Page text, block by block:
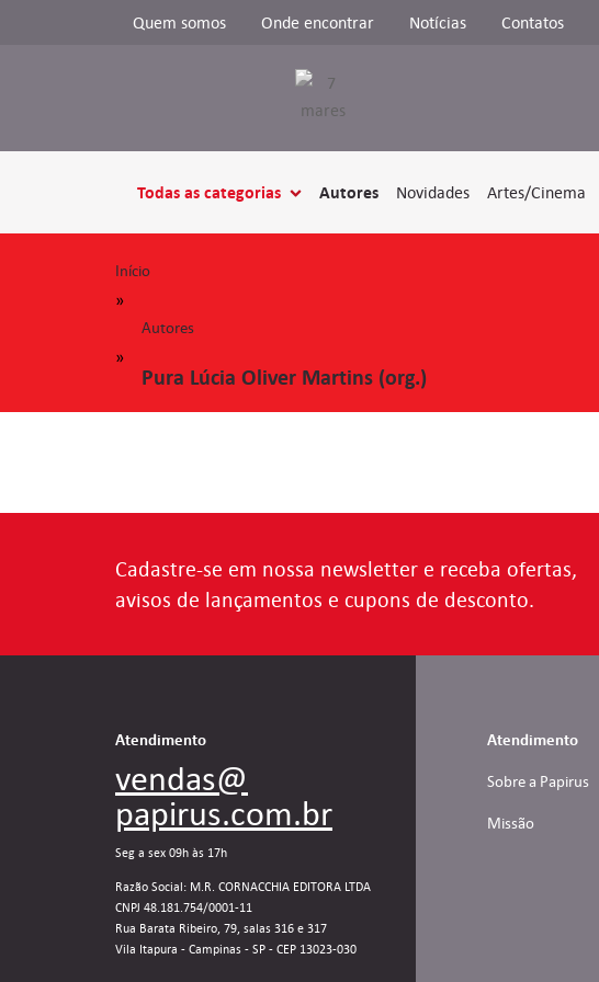
Quem somos Onde encontrar Notícias Contatos
Todas as categorias Autores Novidades Artes/Cinema
Início
»
Autores
»
Pura Lúcia Oliver Martins (org.)
Cadastre-se em nossa newsletter e receba ofertas,
avisos de lançamentos e cupons de desconto.
Atendimento
vendas@
papirus.com.br
Seg a sex 09h às 17h
Razão Social: M.R. CORNACCHIA EDITORA LTDA
CNPJ 48.181.754/0001-11
Rua Barata Ribeiro, 79, salas 316 e 317
Vila Itapura - Campinas - SP - CEP 13023-030
Atendimento
Sobre a Papirus
Missão